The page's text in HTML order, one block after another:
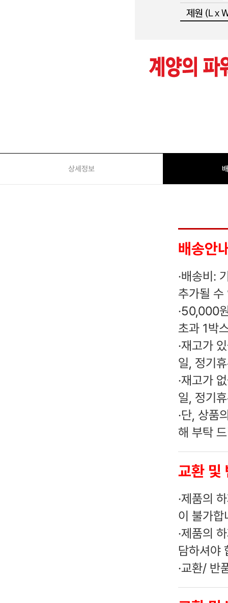
상세정보
배송안
·배송비:
추가될 수
·50,000
초과 1박
·재고가
일, 정기
·재고가
일, 정기
·단, 상품
해 부탁
교환 및
·제품의
이 불가합
·제품의
담하셔야
·교환/ 반